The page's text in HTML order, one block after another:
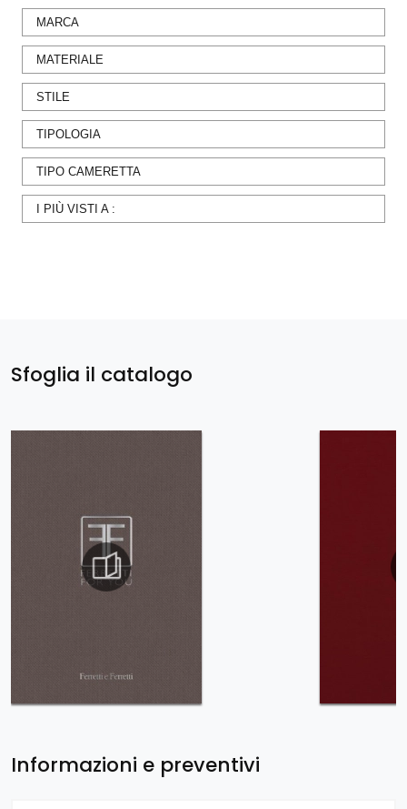
MARCA
MATERIALE
STILE
TIPOLOGIA
TIPO CAMERETTA
I PIÙ VISTI A :
Sfoglia il catalogo
Informazioni e preventivi